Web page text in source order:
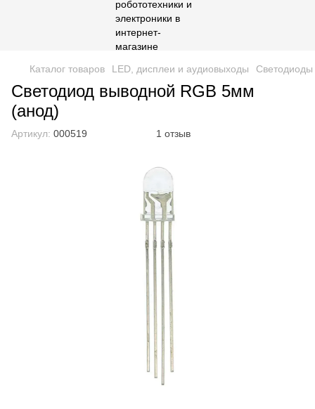
Каталог товаров LED, дисплеи и аудиовыходы Cветодиоды
Светодиод выводной RGB 5мм
(анод)
Артикул: 000519 1 отзыв